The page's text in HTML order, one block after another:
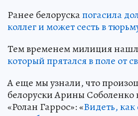
Ранее белорускапогасила
коллег и может сесть в
Тем временем милиция
который прятался в поле от
А еще мы узнали, что
белоруски Арины
«Ролан Гаррос»: «Видеть,